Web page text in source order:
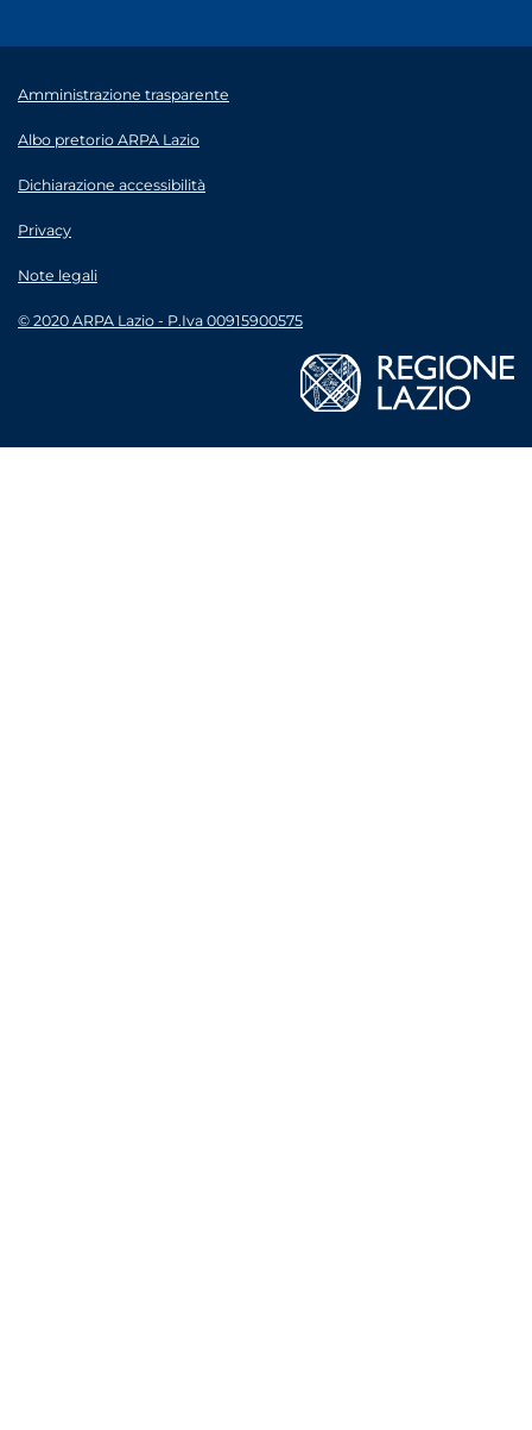
Amministrazione trasparente
Albo pretorio ARPA Lazio
Dichiarazione accessibilità
Privacy
Note legali
© 2020 ARPA Lazio - P.Iva 00915900575